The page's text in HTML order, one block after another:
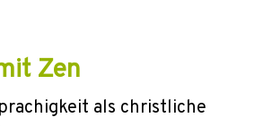
Zen
als christliche